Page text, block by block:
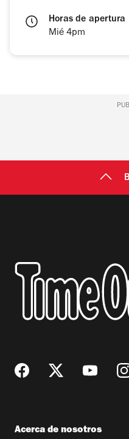
Horas de apertura
Mié 4pm
Acerca de nosotros